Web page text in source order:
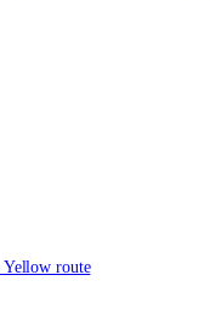
Yellow route